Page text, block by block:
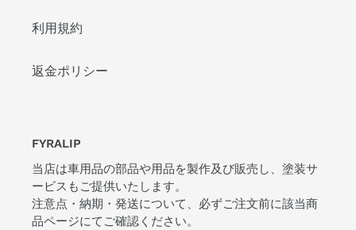
利用規約
返金ポリシー
FYRALIP
当店は車用品の部品や用品を製作及び販売し、塗装サ
ービスもご提供いたします。
注意点・納期・発送について、必ずご注文前に該当商
品ページにてご確認ください。